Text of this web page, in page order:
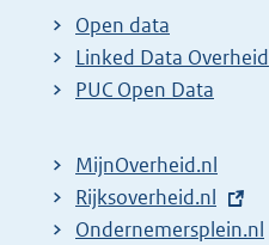
t
e
r
l
i
Open data
Linked Data Overheid
PUC Open Data
MijnOverheid.nl
E
x
Rijksoverheid.nl
E
Ondernemersplein.nl